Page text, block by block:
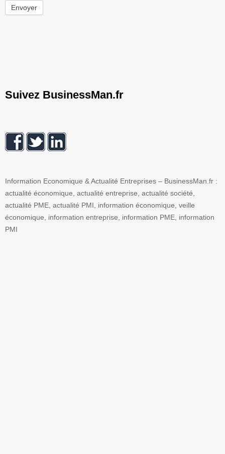
Envoyer
Suivez BusinessMan.fr
Information Economique & Actualité Entreprises – BusinessMan.fr :
actualité économique, actualité entreprise, actualité société,
actualité PME, actualité PMI, information économique, veille
économique, information entreprise, information PME, information
PMI